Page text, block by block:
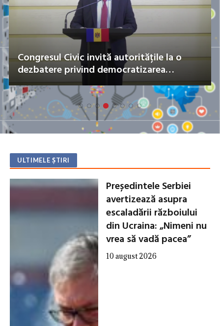
Congresul Civic invită autoritățile la o
dezbatere privind democratizarea
alegerilor
ULTIMELE ȘTIRI
Președintele Serbiei
avertizează asupra
escaladării războiului
din Ucraina: „Nimeni nu
vrea să vadă pacea”
10 august 2026